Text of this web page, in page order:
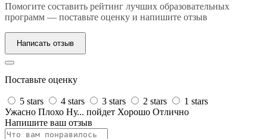
Помогите составить рейтинг лучших образовательных
программ — поставьте оценку и напишите отзыв
Написать отзыв
Поставьте оценку
5 stars 4 stars 3 stars 2 stars
1 stars
Ужасно Плохо Ну... пойдет Хорошо Отлично
Напишите ваш отзыв